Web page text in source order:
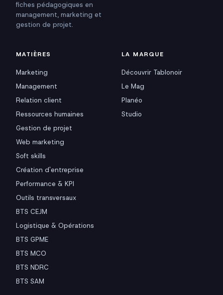
fiches pédagogiques en
management, marketing et
gestion de projet.
MATIÈRES
Marketing
Management
Relation client
Ressources humaines
Gestion de projet
Web marketing
Soft skills
Création d'entreprise
Performance & KPI
Outils transversaux
BTS CEJM
Logistique & Opérations
BTS GPME
BTS MCO
BTS NDRC
BTS SAM
LA MARQUE
Découvrir Tablonoir
Le Mag
Planéo
Studio